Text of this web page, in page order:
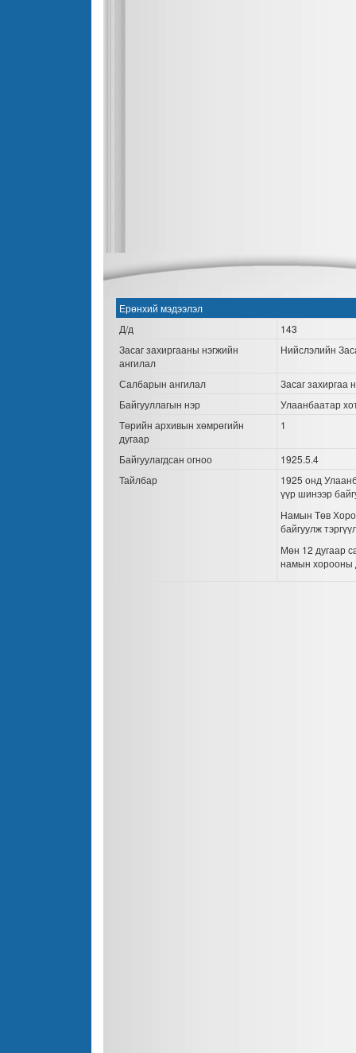
Ерөнхий мэдээлэл
Д/д
143
Засаг захиргааны нэгжийн
ангилал
Нийслэлийн
Салбарын ангилал
Засаг захиргаа
Байгууллагын нэр
Улаанбаатар
Төрийн архивын хөмрөгийн
дугаар
1
Байгуулагдсан огноо
1925.5.4
Тайлбар
1925 онд
үүр шинээр
Намын Төв
байгуулж
Мөн 12 дугаар
намын хорооны